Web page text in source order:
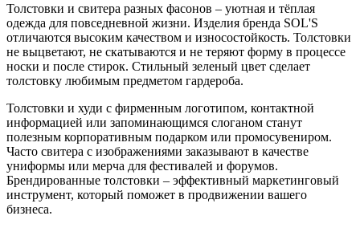
Толстовки и свитера разных фасонов – уютная и тёплая
одежда для повседневной жизни. Изделия бренда SOL'S
отличаются высоким качеством и износостойкость. Толстовки
не выцветают, не скатываются и не теряют форму в процессе
носки и после стирок. Стильный зеленый цвет сделает
толстовку любимым предметом гардероба.
Толстовки и худи с фирменным логотипом, контактной
информацией или запоминающимся слоганом станут
полезным корпоративным подарком или промосувениром.
Часто свитера с изображениями заказывают в качестве
униформы или мерча для фестивалей и форумов.
Брендированные толстовки – эффективный маркетинговый
инструмент, который поможет в продвижении вашего
бизнеса.